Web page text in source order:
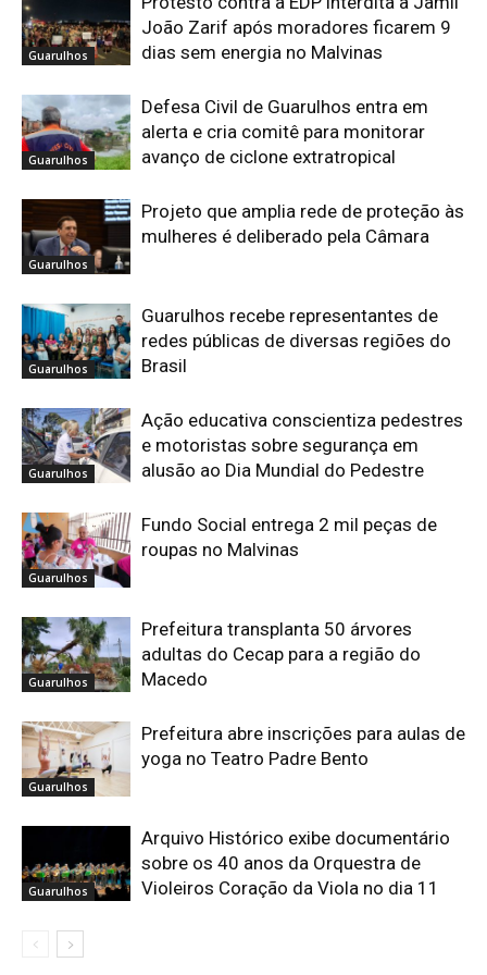
Guarulhos
João Zarif após moradores ficarem 9
dias sem energia no Malvinas
Guarulhos
Defesa Civil de Guarulhos entra em
alerta e cria comitê para monitorar
avanço de ciclone extratropical
Guarulhos
Projeto que amplia rede de proteção às
mulheres é deliberado pela Câmara
Guarulhos
Guarulhos recebe representantes de
redes públicas de diversas regiões do
Brasil
Guarulhos
Ação educativa conscientiza pedestres
e motoristas sobre segurança em
alusão ao Dia Mundial do Pedestre
Guarulhos
Fundo Social entrega 2 mil peças de
roupas no Malvinas
Guarulhos
Prefeitura transplanta 50 árvores
adultas do Cecap para a região do
Macedo
Guarulhos
Prefeitura abre inscrições para aulas de
yoga no Teatro Padre Bento
Guarulhos
Arquivo Histórico exibe documentário
sobre os 40 anos da Orquestra de
Violeiros Coração da Viola no dia 11